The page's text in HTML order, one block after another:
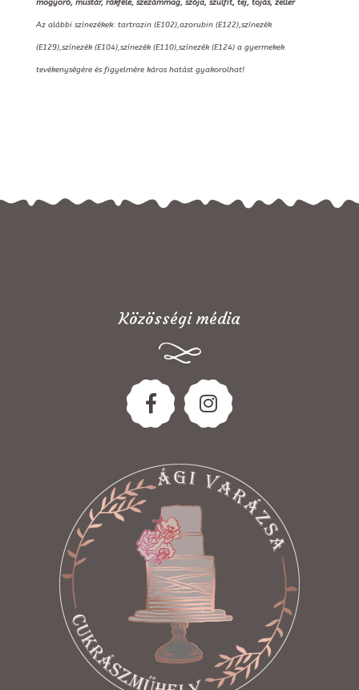
mogyoró, mustár, rákféle, szezámmag, szója, szulfit, tej, tojás, zeller
Az alábbi színezékek: tartrazin (E102),azorubin (E122),színezék
(E129),színezék (E104),színezék (E110),színezék (E124) a gyermekek
tevékenységére és figyelmére káros hatást gyakorolhat!
Közösségi média